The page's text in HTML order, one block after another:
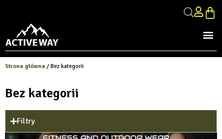
Strona główna / Bez kategorii
Bez kategorii
Filtry